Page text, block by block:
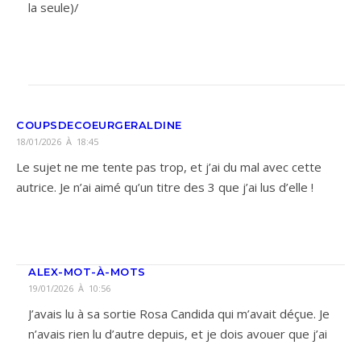
la seule)/
COUPSDECOEURGERALDINE
18/01/2026 À 18:45
Le sujet ne me tente pas trop, et j’ai du mal avec cette
autrice. Je n’ai aimé qu’un titre des 3 que j’ai lus d’elle !
ALEX-MOT-À-MOTS
19/01/2026 À 10:56
J’avais lu à sa sortie Rosa Candida qui m’avait déçue. Je
n’avais rien lu d’autre depuis, et je dois avouer que j’ai